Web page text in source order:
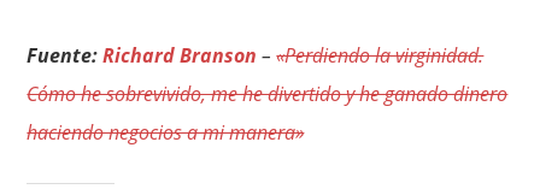
Fuente:Richard Branson –«Perdiendo la virginidad.
Cómo he sobrevivido, me he divertido y he ganado dinero
haciendo negocios a mi manera»